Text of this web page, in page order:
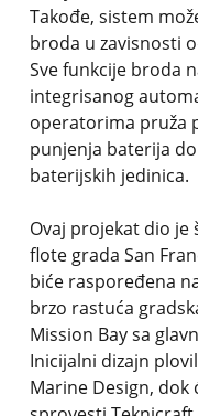
Takođe, sistem
broda u zavisnosti
Sve funkcije broda
integrisanog
operatorima pruža
punjenja baterija
baterijskih jedinica.
Ovaj projekat dio je
flote grada San
biće raspoređena
brzo rastuća
Mission Bay sa
Inicijalni dizajn
Marine Design, dok